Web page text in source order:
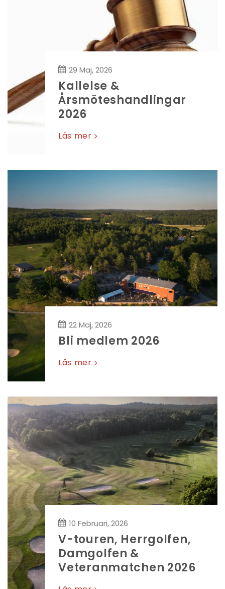
29 Maj, 2026
Kallelse &
Årsmöteshandlingar
2026
Läs mer
22 Maj, 2026
Bli medlem 2026
Läs mer
10 Februari, 2026
V-touren, Herrgolfen,
Damgolfen &
Veteranmatchen 2026